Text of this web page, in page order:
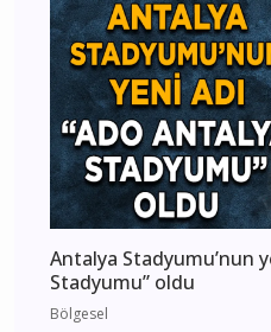
Antalya Stadyumu’nun
Stadyumu” oldu
Bölgesel